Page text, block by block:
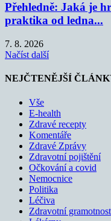
Přehledně: Jaká je
praktika od ledna...
7. 8. 2026
Načíst další
NEJČTENĚJŠÍ
Vše
E-health
Zdravé recepty
Komentáře
Zdravé Zprávy
Zdravotní pojištění
Očkování a covid
Nemocnice
Politika
Léčiva
Zdravotní gramotnost